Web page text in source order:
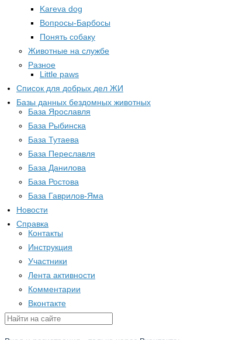
Kareva dog
Вопросы-Барбосы
Понять собаку
Животные на службе
Разное
Little paws
Список для добрых дел ЖИ
Базы данных бездомных животных
База Ярославля
База Рыбинска
База Тутаева
База Переславля
База Данилова
База Ростова
База Гаврилов-Яма
Новости
Справка
Контакты
Инструкция
Участники
Лента активности
Комментарии
Вконтакте